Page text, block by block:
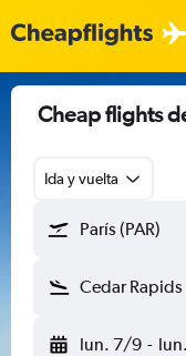
Cheap flights
Ida y vuelta
París (PAR)
Cedar Rapids
lun. 7/9 -